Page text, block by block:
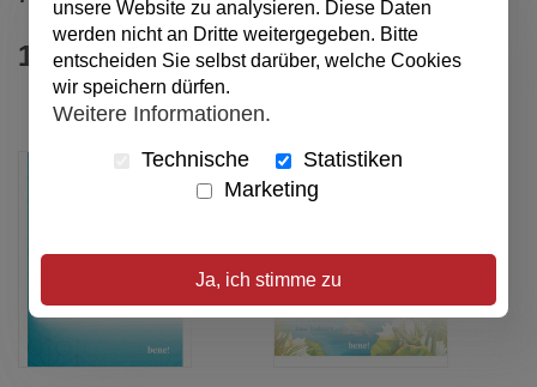
14,00 €
Einschulung
12,00 €
unsere Website zu analysieren. Diese Daten
werden nicht an Dritte weitergegeben. Bitte
entscheiden Sie selbst darüber, welche Cookies
wir speichern dürfen.
Weitere Informationen.
Technische
Statistiken
Marketing
Ja, ich stimme zu